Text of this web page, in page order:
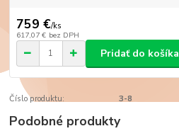
759 €/ks
617,07 € bez DPH
Pridať do košíka
Číslo produktu: 3-8
Podobné produkty